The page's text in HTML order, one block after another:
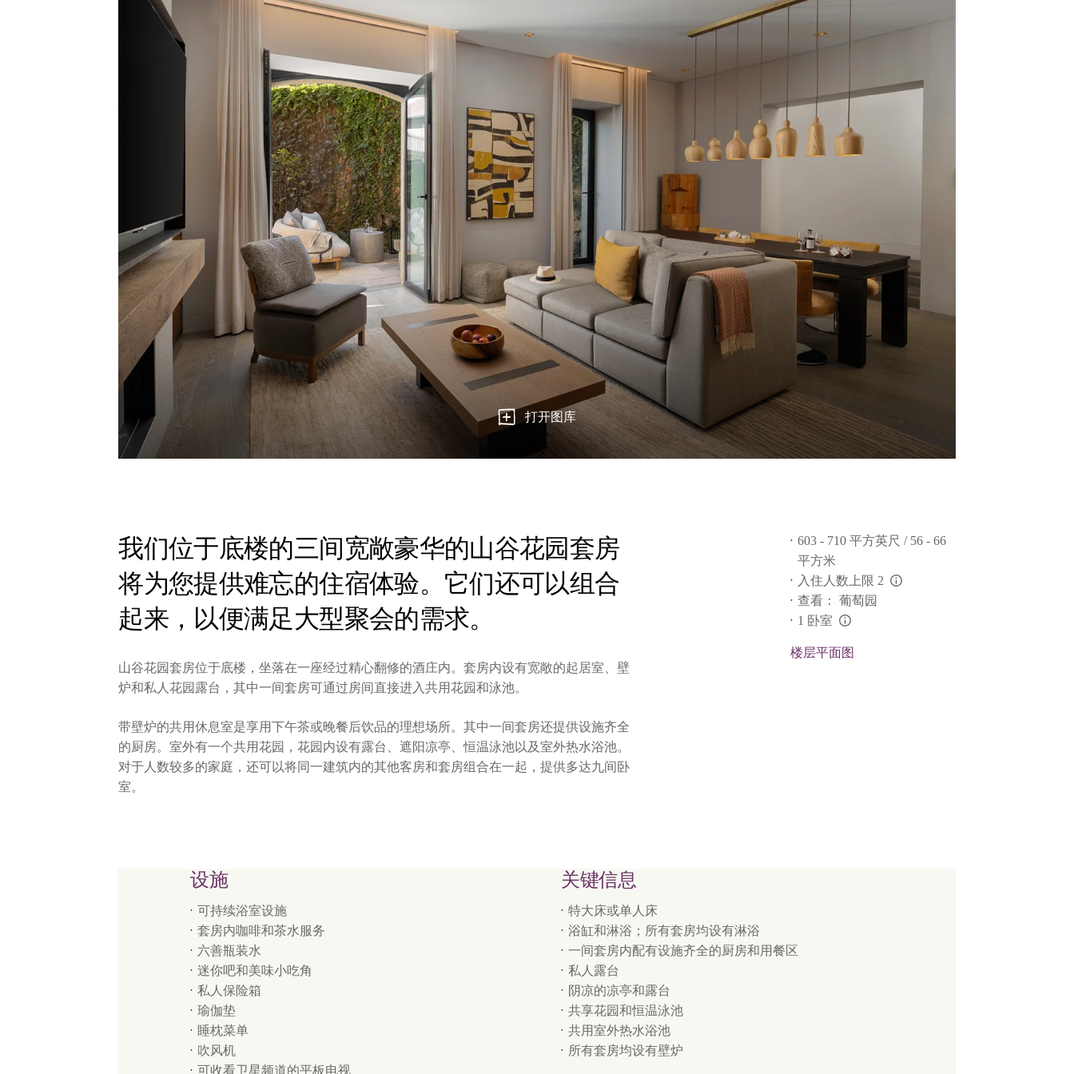
打开图库
我们位于底楼的三间宽敞豪华的山谷花园套房
将为您提供难忘的住宿体验。它们还可以组合
起来，以便满足大型聚会的需求。
山谷花园套房位于底楼，坐落在一座经过精心翻修的酒庄内。套房内设有宽敞的起居室、壁
炉和私人花园露台，其中一间套房可通过房间直接进入共用花园和泳池。
带壁炉的共用休息室是享用下午茶或晚餐后饮品的理想场所。其中一间套房还提供设施齐全
的厨房。室外有一个共用花园，花园内设有露台、遮阳凉亭、恒温泳池以及室外热水浴池。
对于人数较多的家庭，还可以将同一建筑内的其他客房和套房组合在一起，提供多达九间卧
室。
603 - 710 平方英尺 / 56 - 66
平方米
入住人数上限 2
L:Generic.Info
查看： 葡萄园
1 卧室
L:Generic.Info
楼层平面图
设施
可持续浴室设施
套房内咖啡和茶水服务
六善瓶装水
迷你吧和美味小吃角
私人保险箱
瑜伽垫
睡枕菜单
吹风机
可收看卫星频道的平板电视
关键信息
特大床或单人床
浴缸和淋浴；所有套房均设有淋浴
一间套房内配有设施齐全的厨房和用餐区
私人露台
阴凉的凉亭和露台
共享花园和恒温泳池
共用室外热水浴池
所有套房均设有壁炉